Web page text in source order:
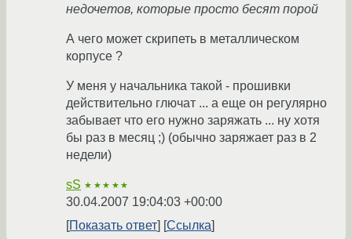
недочетов, которые просто бесят порой
А чего может скрипеть в металлическом
корпусе ?
У меня у начальника такой - прошивки
действительно глючат ... а еще он регулярно
забывает что его нужно заряжать ... ну хотя
бы раз в месяц ;) (обычно заряжает раз в 2
недели)
sS ★★★★★
30.04.2007 19:04:03 +00:00
Показать ответ
Ссылка